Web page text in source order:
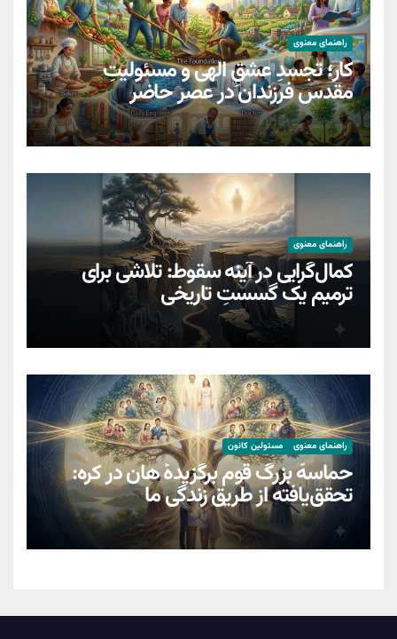
راهنمای معنوی
کار؛ تجسدِ عشقِ الهی و مسئولیتِ
مقدسِ فرزندان در عصر حاضر
راهنمای معنوی
کمال‌گرایی در آینه سقوط: تلاشی برای
ترمیمِ یک گسستِ تاریخی
راهنمای معنوی مسئولین کانون
حماسهٔ بزرگ قوم برگزیدهٔ هان در کره:
تحقق‌یافته از طریق زندگیِ ما